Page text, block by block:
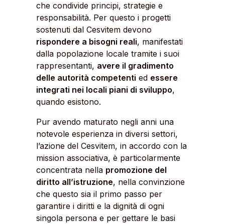
che condivide principi, strategie e
responsabilità. Per questo i progetti
sostenuti dal Cesvitem devono
rispondere a bisogni reali, manifestati
dalla popolazione locale tramite i suoi
rappresentanti, avere il gradimento
delle autorità competenti ed essere
integrati nei locali piani di sviluppo,
quando esistono.
Pur avendo maturato negli anni una
notevole esperienza in diversi settori,
l’azione del Cesvitem, in accordo con la
mission associativa, è particolarmente
concentrata nella promozione del
diritto all’istruzione, nella convinzione
che questo sia il primo passo per
garantire i diritti e la dignità di ogni
singola persona e per gettare le basi